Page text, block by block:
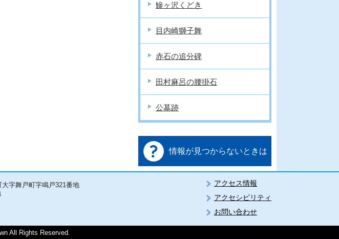
鰺ヶ沢くどき
目内崎獅子舞
赤石の追分碑
田村麻呂の腰掛石
公墓跡
情報が見つからないときは
アクセス情報
アクセシビリティ
お問い合わせ
字舞戸町字鳴戸321番地
All Rights Reserved.